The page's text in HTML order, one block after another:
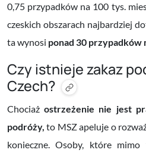
0,75 przypadków na 100 tys.
czeskich obszarach najbardziej
ta wynosi ponad 30 przypadków
Czy istnieje zakaz
Czech?
Chociażostrzeżenie nie jest
podróży, to MSZ apeluje o
konieczne. Osoby, które